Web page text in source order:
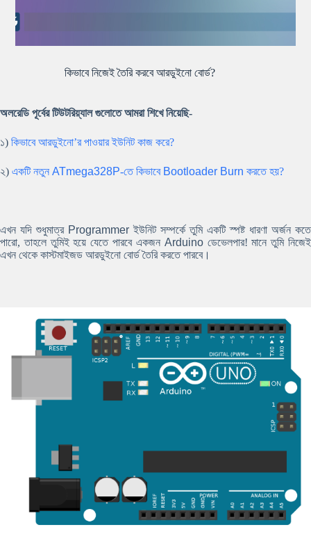
কিভাবে নিজেই তৈরি করবে আরডুইনো বোর্ড?
অলরেডি পূর্বের টিউটরিয়্যাল গুলোতে আমরা শিখে নিয়েছি-
১) কিভাবে আরডুইনো’র পাওয়ার ইউনিট কাজ করে?
২) একটি নতুন ATmega328P-তে কিভাবে Bootloader Burn করতে হয়?
এখন যদি শুধুমাত্র Programmer ইউনিট সম্পর্কে তুমি একটি স্পষ্ট ধারণা অর্জন কতে
পারো, তাহলে তুমিই হয়ে যেতে পারবে একজন Arduinoডেভেলপার! মানে তুমি নিজেই
এখন থেকে কাস্টমাইজড আরডুইনো বোর্ড তৈরি করতে পারবে।